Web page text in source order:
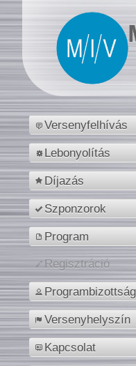
Versenyfelhívás
Lebonyolítás
Díjazás
Szponzorok
Program
Regisztráció
Programbizottság
Versenyhelyszín
Kapcsolat